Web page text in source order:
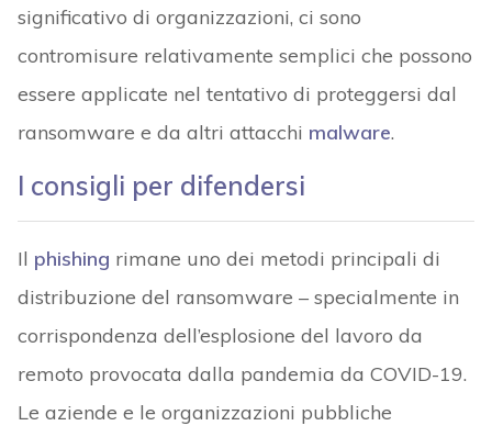
significativo di organizzazioni, ci sono
contromisure relativamente semplici che possono
essere applicate nel tentativo di proteggersi dal
ransomware e da altri attacchi malware.
I consigli per difendersi
Il phishing rimane uno dei metodi principali di
distribuzione del ransomware – specialmente in
corrispondenza dell’esplosione del lavoro da
remoto provocata dalla pandemia da COVID-19.
Le aziende e le organizzazioni pubbliche